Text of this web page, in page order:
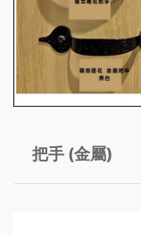
把手 (金屬)